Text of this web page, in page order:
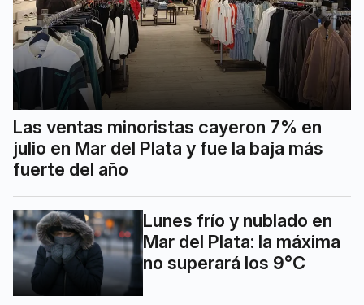
Las ventas minoristas cayeron 7% en
julio en Mar del Plata y fue la baja más
fuerte del año
Lunes frío y nublado en
Mar del Plata: la máxima
no superará los 9°C